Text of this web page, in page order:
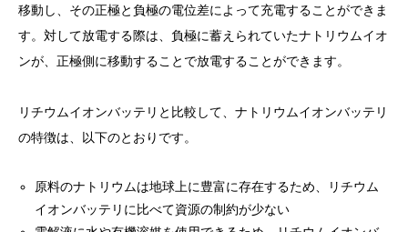
移動し、その正極と負極の電位差によって充電することができま
す。対して放電する際は、負極に蓄えられていたナトリウムイオ
ンが、正極側に移動することで放電することができます。
リチウムイオンバッテリと比較して、ナトリウムイオンバッテリ
の特徴は、以下のとおりです。
原料のナトリウムは地球上に豊富に存在するため、リチウム
イオンバッテリに比べて資源の制約が少ない